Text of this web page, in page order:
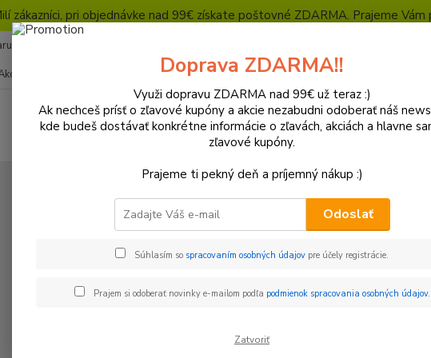
zákazníci, pri objednávke nad 99€ získate poštovné ZDARMA. Prajeme Vám
- Formulár
nakupovať Ochrana súkromia
Hľadať
(Po-
Sada skrutiek na plasty
Sada skrutiek na plasty KTM SX/
Doprava ZDARMA!!
Využi dopravu ZDARMA nad 99€ už teraz :)
Ak nechceš prísť o zľavové kupóny a akcie nezabudni odoberať náš
kde budeš dostávať konkrétne informácie o zľavách, akciách a hlavne
zľavové kupóny.
Prajeme ti pekný deň a príjemný nákup :)
Odoslať
Súhlasím so spracovaním osobných údajov pre účely registrácie.
Prajem si odoberať novinky e-mailom podľa podmienok spracovania osobných údajov.
Zatvoriť